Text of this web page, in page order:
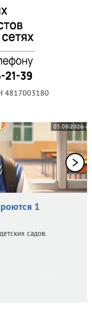
4817003180
05.08.2026
1
садов.